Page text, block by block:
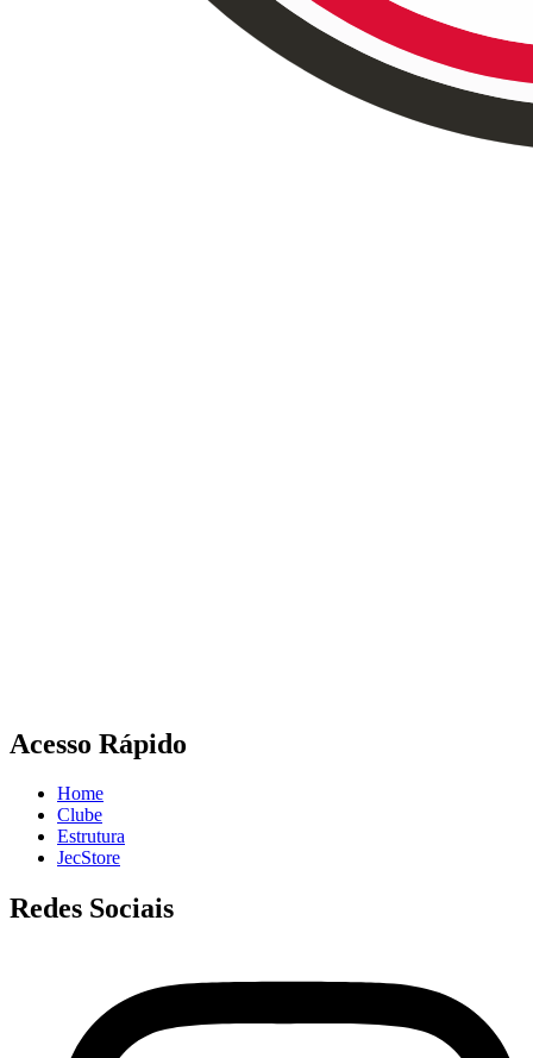
Acesso Rápido
Home
Clube
Estrutura
JecStore
Redes Sociais